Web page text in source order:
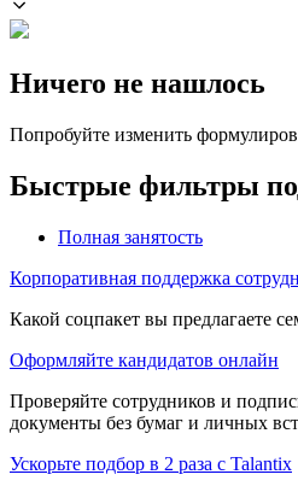
Ничего не нашлось
Попробуйте изменить
Быстрые фильтры
Полная занятость
Корпоративная поддержка
Какой соцпакет вы предлагаете
Оформляйте кандидатов онлайн
Проверяйте сотрудников и
документы без бумаг и личных
Ускорьте подбор в 2 раза с Talantix